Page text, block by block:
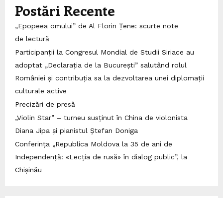
Postări Recente
„Epopeea omului” de Al Florin Țene: scurte note
de lectură
Participanții la Congresul Mondial de Studii Siriace au
adoptat „Declarația de la București” salutând rolul
României și contribuția sa la dezvoltarea unei diplomații
culturale active
Precizări de presă
„Violin Star” – turneu susținut în China de violonista
Diana Jipa și pianistul Ștefan Doniga
Conferința „Republica Moldova la 35 de ani de
Independență: «Lecția de rusă» în dialog public”, la
Chișinău